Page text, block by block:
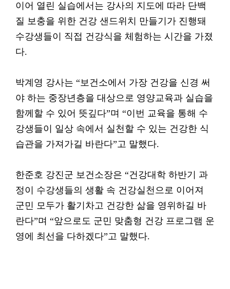
이어 열린 실습에서는 강사의 지도에 따라 단백
질 보충을 위한 건강 샌드위치 만들기가 진행돼
수강생들이 직접 건강식을 체험하는 시간을 가졌
다.
박계영 강사는 “보건소에서 가장 건강을 신경 써
야 하는 중장년층을 대상으로 영양교육과 실습을
함께할 수 있어 뜻깊다”며 “이번 교육을 통해 수
강생들이 일상 속에서 실천할 수 있는 건강한 식
습관을 가져가길 바란다”고 말했다.
한준호 강진군 보건소장은 “건강대학 하반기 과
정이 수강생들의 생활 속 건강실천으로 이어져
군민 모두가 활기차고 건강한 삶을 영위하길 바
란다”며 “앞으로도 군민 맞춤형 건강 프로그램 운
영에 최선을 다하겠다”고 말했다.